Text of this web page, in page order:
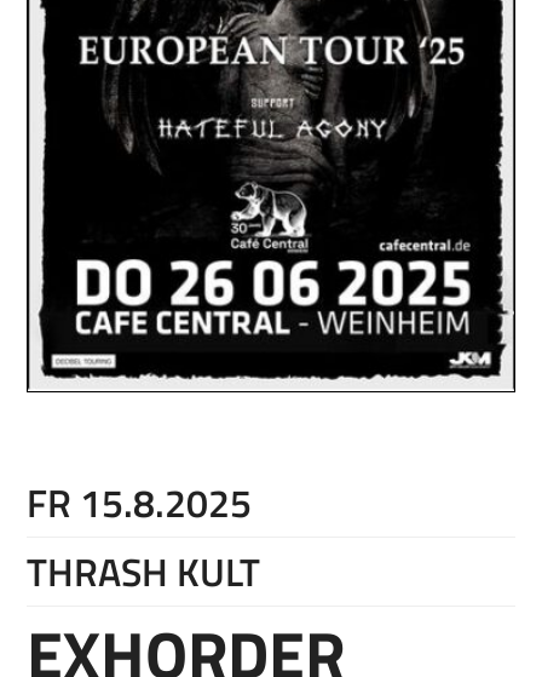
FR 15.8.2025
THRASH KULT
EXHORDER